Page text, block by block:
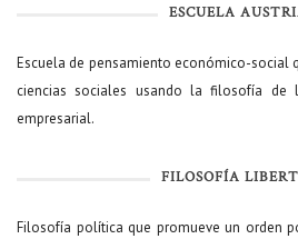
ESCUELA
Escuela de pensamiento económico-social
ciencias sociales usando la filosofía de
empresarial.
FILOSOFÍA
Filosofía política que promueve un orden